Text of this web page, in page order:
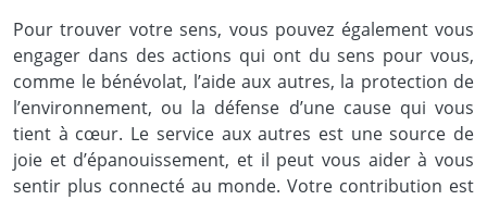
Pour trouver votre sens, vous pouvez également vous
engager dans des actions qui ont du sens pour vous,
comme le bénévolat, l’aide aux autres, la protection de
l’environnement, ou la défense d’une cause qui vous
tient à cœur. Le service aux autres est une source de
joie et d’épanouissement, et il peut vous aider à vous
sentir plus connecté au monde. Votre contribution est